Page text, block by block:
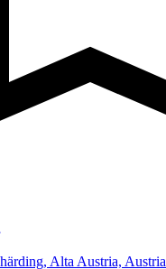
Alta Austria, Austria